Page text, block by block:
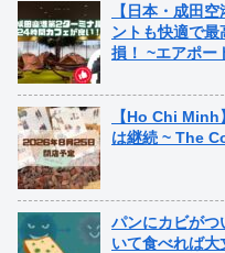
【日本・成田
ントも快適で
損！ ~エアポー
【Ho Chi
は継続 ~ The
パンにカビがつ
いて食べれば